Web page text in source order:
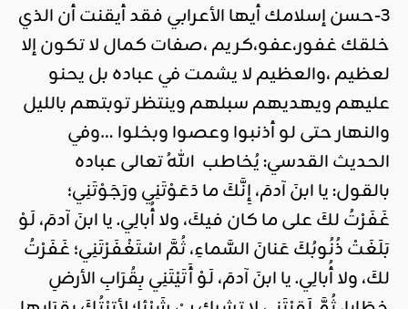
3-حسن إسلامك أيها الأعرابي فقد أيقنت أن الذي
خلقك غفور،عفو،كريم ،صفات كمال لا تكون إلا
لعظيم ،والعظيم لا يشمت في عباده بل يحنو
عليهم ويهديهم سبلهم وينتظر توبتهم بالليل
والنهار حتى لو أذنبوا وعصوا وبخلوا …وفي
الحديث القدسي: يُخاطب اللهُ تعالى عباده
بالقول: يا ابنَ آدمَ، إِنَّكَ ما دَعَوْتَنِي ورَجَوْتَنِي؛
غَفَرْتُ لكَ على ما كان فيكَ، ولا أُبالِي. يا ابنَ آدمَ، لَوْ
بَلَغَتْ ذُنُوبُكَ عَنانَ السَّماءِ، ثُمَّ اسْتَغْفَرْتَنِي؛ غَفَرْتُ
لكَ، ولا أُبالِي. يا ابنَ آدمَ، لَوْ أَتَيْتَنِي بِقُرَابِ الأرضِ